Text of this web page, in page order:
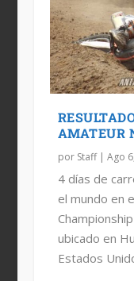
PODIO
LYNN
6
AMATEUR
por Staff| Ago
4 días de
el mundo en
ubicado en
Estados